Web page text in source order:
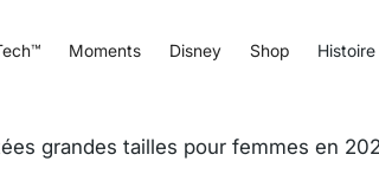
Moments Disney Shop Histoire
grandes tailles pour femmes en